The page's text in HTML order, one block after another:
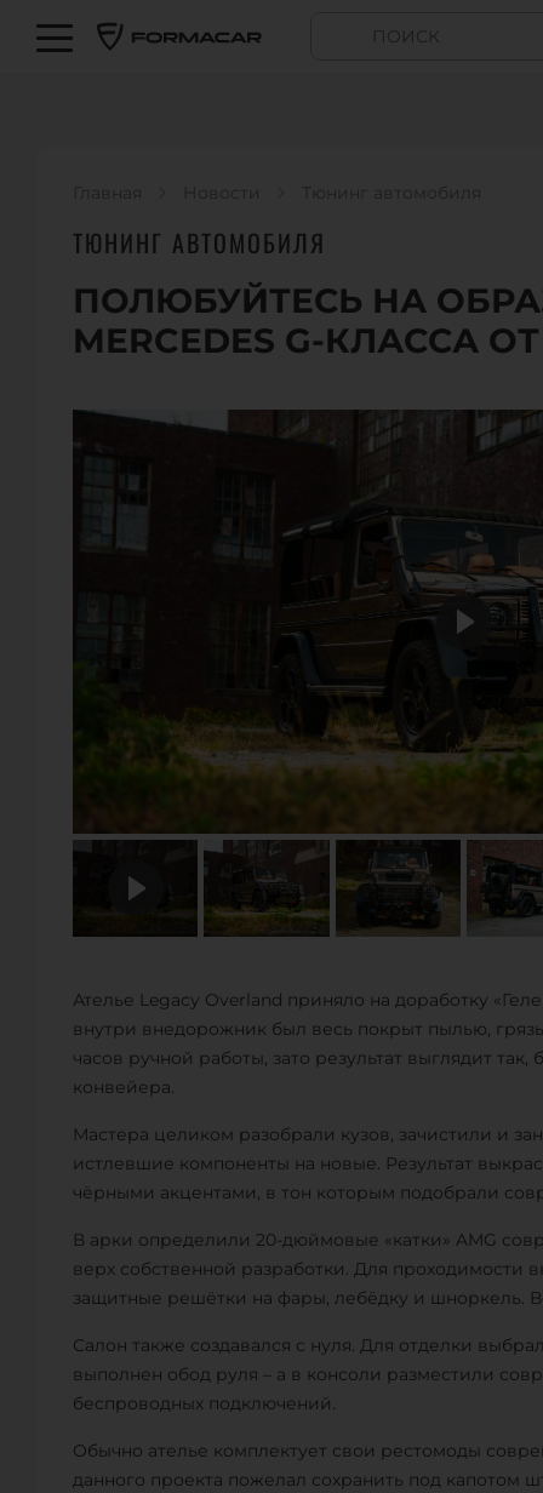
Главная Новости Тюнинг автомобиля
ТЮНИНГ АВТОМОБИЛЯ
ПОЛЮБУЙТЕСЬ НА
MERCEDES G-КЛАССА ОТ
Ателье Legacy Overland приняло на доработку
внутри внедорожник был весь покрыт пылью,
часов ручной работы, зато результат выглядит
конвейера.
Мастера целиком разобрали кузов, зачистили и
истлевшие компоненты на новые. Результат
чёрными акцентами, в тон которым подобрали
В арки определили 20-дюймовые «катки» AMG
верх собственной разработки. Для
защитные решётки на фары, лебёдку и шноркель.
Салон также создавался с нуля. Для отделки
выполнен обод руля – а в консоли разместили
беспроводных подключений.
Обычно ателье комплектует свои рестомоды
данного проекта пожелал сохранить под капотом